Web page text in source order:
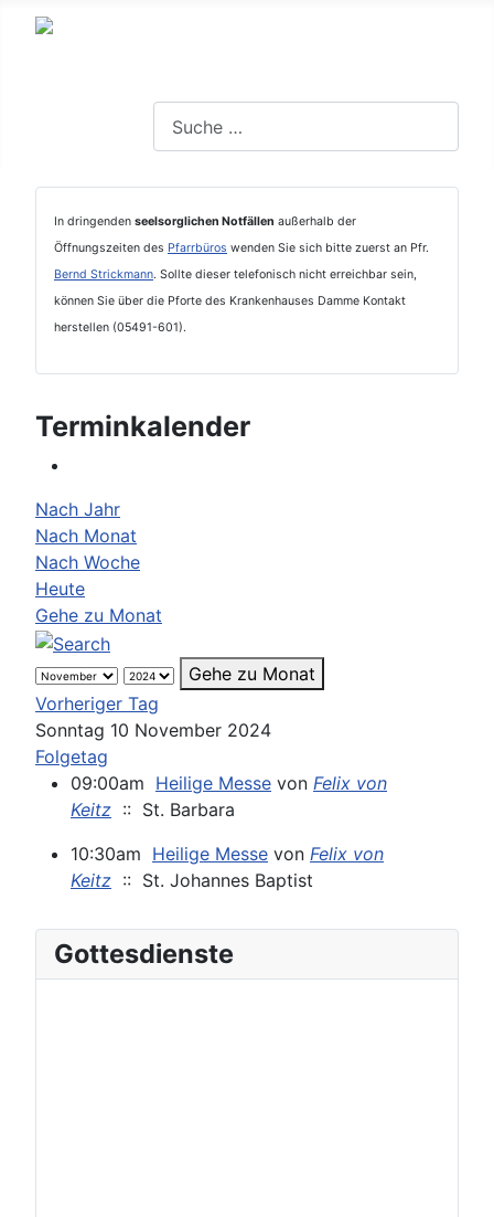
In dringenden seelsorglichen Notfällen außerhalb der
Öffnungszeiten des Pfarrbüros wenden Sie sich bitte zuerst an Pfr.
Bernd Strickmann. Sollte dieser telefonisch nicht erreichbar sein,
können Sie über die Pforte des Krankenhauses Damme Kontakt
herstellen (05491-601).
Terminkalender
Nach Jahr
Nach Monat
Nach Woche
Heute
Gehe zu Monat
Gehe zu Monat
Vorheriger Tag
Sonntag 10 November 2024
Folgetag
09:00am Heilige Messe von Felix von
Keitz :: St. Barbara
10:30am Heilige Messe von Felix von
Keitz :: St. Johannes Baptist
Gottesdienste